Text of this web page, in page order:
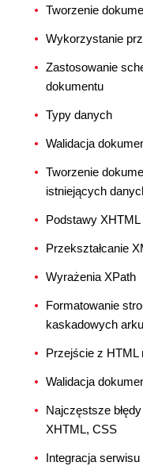
Tworzenie
Wykorzystanie
Zastosowanie
dokumentu
Typy danych
Walidacja
Tworzenie
istniejących
Podstawy XHTML
Przekształcanie
Wyrażenia XPath
Formatowanie
kaskadowych
Przejście z HTML
Walidacja
Najczęstsze
XHTML, CSS
Integracja